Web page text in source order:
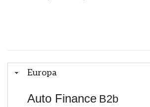
Europa
Auto Finance B2b